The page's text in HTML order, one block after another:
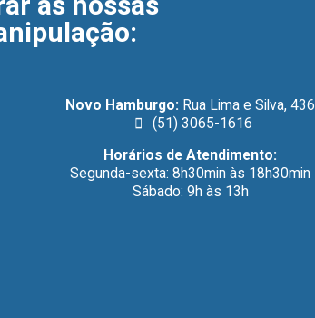
:
Novo Hamburgo: Rua Lima e Silva, 436
(51) 3065-1616
Horários de Atendimento:
Segunda-sexta: 8h30min às 18h30min
Sábado: 9h às 13h